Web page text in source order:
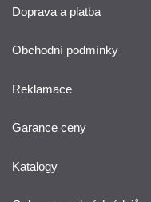
Doprava a platba
Obchodní podmínky
Reklamace
Garance ceny
Katalogy